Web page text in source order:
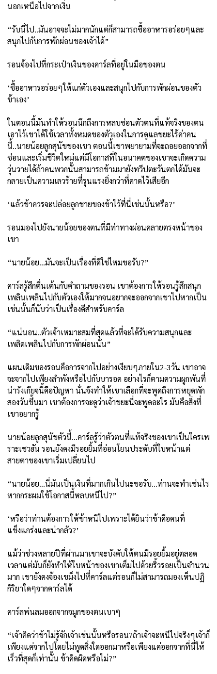
นอกเหนือไปจากเงิน
“รับนี่ไป..มันอาจจะไม่มากนักแต่ก็สามารถซื้ออาหารอร่อยๆและ
สนุกไปกับการพักผ่อนของเจ้าได้”
รอนจ้องไปที่กระเป๋าเงินของคาร์ลที่อยู่ในมือของตน
‘ซื้ออาหารอร่อยๆให้แก่ตัวเองและสนุกไปกับการพักผ่อนของตัว
ข้าเอง’
ในตอนนี้มันทำให้รอนนึกถึงการหลบซ่อนตัวตนที่แท้จริงของตน
เอาไว้เขาได้ใช้เวลาทั้งหมดของตัวเองในการดูแลขยะไร้ค่าคน
นี้..นายน้อยลูกสุนัขของเขา ตอนนี้เขาพยายามที่จะถอยออกจากที่
ซ่อนและเริ่มชีวิตใหม่แต่มีโอกาสที่ในอนาคตของเขาจะเกิดความ
วุ่นวายได้ถ้าคนพวกนั้นสามารถข้ามมายังทวีปตะวันตกได้มันจะ
กลายเป็นความเลวร้ายที่รุนแรงยิ่งกว่าที่คาดไว้เสียอีก
‘แล้วข้าควรจะปล่อยลูกชายของข้าไว้ที่นี่เช่นนั้นหรือ?’
รอนมองไปยังนายน้อยของตนที่มีท่าทางผ่อนคลายตรงหน้าของ
เขา
“นายน้อย...มันจะเป็นเรื่องที่ดีใช่ไหมขอรับ?”
คาร์ลรู้สึกตื่นเต้นกับคำถามของรอน เขาต้องการให้รอนรู้สึกสนุก
เพลินเพลินไปกับตัวเองให้มากจนอยากจะออกจากเขาไปหากเป็น
เช่นนั้นก็นับว่าเป็นเรื่องดีสำหรับคาร์ล
“แน่นอน..ตัวเจ้าเหมาะสมที่สุดแล้วที่จะได้รับความสนุกและ
เพลิดเพลินไปกับการพักผ่อนนั่น”
แผนเดิมของรอนคือการจากไปอย่างเงียบๆภายใน2-3วัน เขาอาจ
จะจากไปเพียงลำพังหรือไปกับบารอค อย่างไรก็ตามความผูกพันที่
น่ารังเกียจนี้คือปัญหา นั่นจึงทำให้เขาเลือกที่จะพูดถึงการหยุดพัก
สองวันขึ้นมา เขาต้องการจะดูว่าเจ้าขยะนี่จะพูดอะไร มันคือสิ่งที่
เขาอยากรู้
นายน้อยลูกสุนัขตัวนี้...คาร์ลรู้ว่าตัวตนที่แท้จริงของเขาเป็นใครเพ
ราะเชวฮัน รอนยังคงมีรอยยิ้มที่อ่อนโยนประดับที่ใบหน้าแต่
สายตาของเขาเริ่มเปลี่ยนไป
“นายน้อย...นี่มันเป็นเงินที่มากเกินไปนะขอรับ...ท่านจะทำเช่นไร
หากกระผมใช้โอกาสนี้หลบหนีไป?”
‘หรือว่าท่านต้องการให้ข้าหนีไปเพราะได้ยินว่าข้าคือคนที่
แข็งแกร่งและน่ากลัว?’
แม้ว่าช่วงหลายปีที่ผ่านมาเขาจะบังคับให้ตนมีรอยยิ้มอยู่ตลอด
เวลาแต่มันก็ยังทำให้ใบหน้าของเขาเต็มไปด้วยริ้วรอยเป็นจำนวน
มาก เขายังคงจ้องเขม็งไปที่คาร์ลแต่รอนก็ไม่สามารถมองเห็นปฏิ
กิริยาใดๆจากคาร์ลได้
คาร์ลพ่นลมออกจากจมูกของตนเบาๆ
“เจ้าคิดว่าข้าไม่รู้จักเจ้าเช่นนั้นหรือรอน?ถ้าเจ้าจะหนีไปจริงๆเจ้าก็
เพียงแค่จากไปโดยไม่พูดสิ่งใดออกมาหรือเพียงแค่ออกจากที่นี่ให้
เร็วที่สุดก็เท่านั้น ข้าคิดผิดหรือไม่?”